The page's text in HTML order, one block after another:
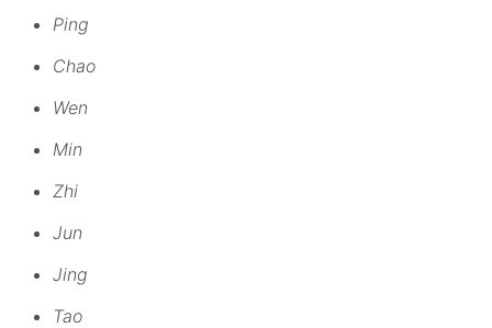
Ping
Chao
Wen
Min
Zhi
Jun
Jing
Tao